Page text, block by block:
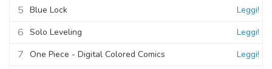
5 Blue Lock Leggi!
6 Solo Leveling Leggi!
7 One Piece - Digital Colored Comics Leggi!